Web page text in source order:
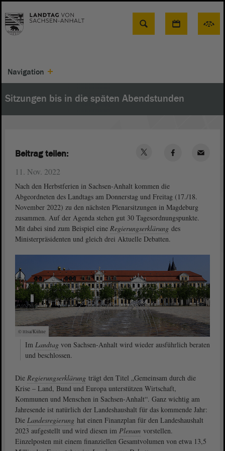
Suche
Navigation
Sitzungen bis in die späten Abendstunden
11. Nov. 2022
Nach den Herbstferien in Sachsen-Anhalt kommen die
Abgeordneten des Landtags am Donnerstag und Freitag (17./18.
November 2022) zu den nächsten Plenarsitzungen in Magdeburg
zusammen. Auf der Agenda stehen gut 30 Tagesordnungspunkte.
Mit dabei sind zum Beispiel eine Regierungserklärung des
Ministerpräsidenten und gleich drei Aktuelle Debatten.
© ltlsa/Kühne
Im Landtag von Sachsen-Anhalt wird wieder ausführlich beraten
und beschlossen.
Die Regierungserklärung trägt den Titel „Gemeinsam durch die
Krise – Land, Bund und Europa unterstützen Wirtschaft,
Kommunen und Menschen in Sachsen-Anhalt“. Ganz wichtig am
Jahresende ist natürlich der Landeshaushalt für das kommende Jahr:
Die Landesregierung hat einen Finanzplan für den Landeshaushalt
2023 aufgestellt und wird diesen im Plenum vorstellen.
Einzelposten mit einem finanziellen Gesamtvolumen von etwa 13,5
Beitrag teilen: